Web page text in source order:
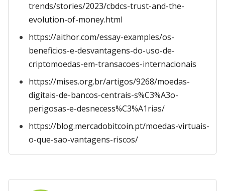
trends/stories/2023/cbdcs-trust-and-the-
evolution-of-money.html
https://aithor.com/essay-examples/os-
beneficios-e-desvantagens-do-uso-de-
criptomoedas-em-transacoes-internacionais
https://mises.org.br/artigos/9268/moedas-
digitais-de-bancos-centrais-s%C3%A3o-
perigosas-e-desnecess%C3%A1rias/
https://blog.mercadobitcoin.pt/moedas-virtuais-
o-que-sao-vantagens-riscos/